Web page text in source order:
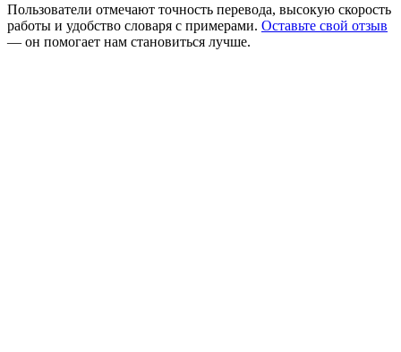
Пользователи отмечают точность перевода, высокую скорость
работы и удобство словаря с примерами. Оставьте свой отзыв
— он помогает нам становиться лучше.